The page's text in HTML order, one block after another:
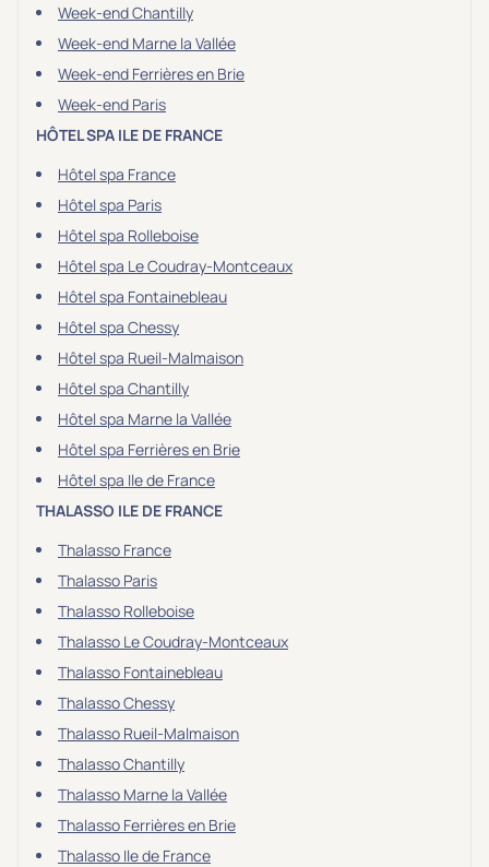
Week-end Chantilly
Week-end Marne la Vallée
Week-end Ferrières en Brie
Week-end Paris
HÔTEL SPA ILE DE FRANCE
Hôtel spa France
Hôtel spa Paris
Hôtel spa Rolleboise
Hôtel spa Le Coudray-Montceaux
Hôtel spa Fontainebleau
Hôtel spa Chessy
Hôtel spa Rueil-Malmaison
Hôtel spa Chantilly
Hôtel spa Marne la Vallée
Hôtel spa Ferrières en Brie
Hôtel spa Ile de France
THALASSO ILE DE FRANCE
Thalasso France
Thalasso Paris
Thalasso Rolleboise
Thalasso Le Coudray-Montceaux
Thalasso Fontainebleau
Thalasso Chessy
Thalasso Rueil-Malmaison
Thalasso Chantilly
Thalasso Marne la Vallée
Thalasso Ferrières en Brie
Thalasso Ile de France